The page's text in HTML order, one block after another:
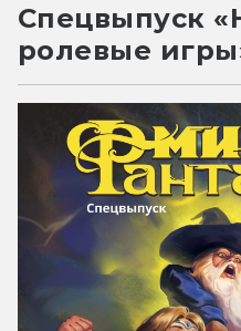
Спецвыпуск
ролевые